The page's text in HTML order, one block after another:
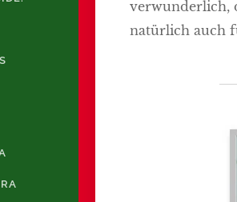
verwunderlich,
natürlich auch